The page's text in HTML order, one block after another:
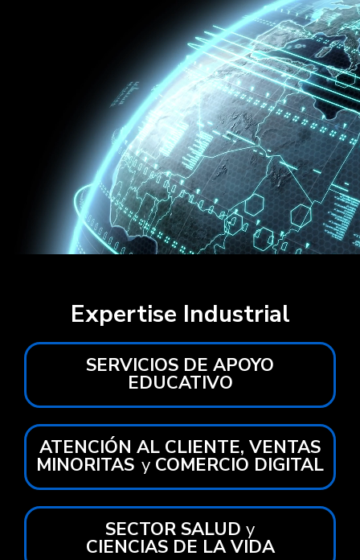
Expertise Industrial
SERVICIOS DE APOYO
EDUCATIVO
ATENCIÓN AL CLIENTE, VENTAS
MINORITAS y COMERCIO DIGITAL
SECTOR SALUD y
CIENCIAS DE LA VIDA